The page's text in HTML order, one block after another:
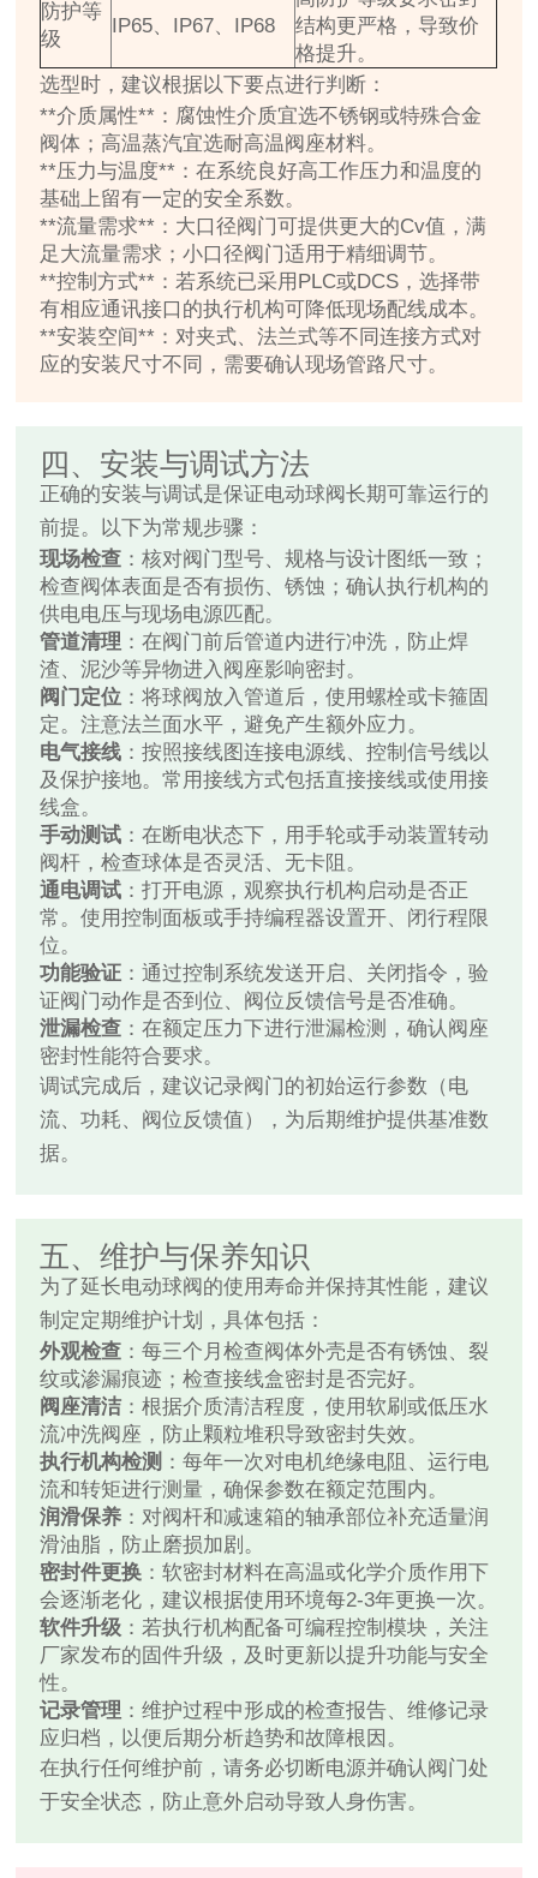
防护等
级
IP65、IP67、IP68
结构更严格，导致价
格提升。
选型时，建议根据以下要点进行判断：
**介质属性**：腐蚀性介质宜选不锈钢或特殊合金
阀体；高温蒸汽宜选耐高温阀座材料。
**压力与温度**：在系统良好高工作压力和温度的
基础上留有一定的安全系数。
**流量需求**：大口径阀门可提供更大的Cv值，满
足大流量需求；小口径阀门适用于精细调节。
**控制方式**：若系统已采用PLC或DCS，选择带
有相应通讯接口的执行机构可降低现场配线成本。
**安装空间**：对夹式、法兰式等不同连接方式对
应的安装尺寸不同，需要确认现场管路尺寸。
四、安装与调试方法
正确的安装与调试是保证电动球阀长期可靠运行的
前提。以下为常规步骤：
现场检查 ：核对阀门型号、规格与设计图纸一致；
检查阀体表面是否有损伤、锈蚀；确认执行机构的
供电电压与现场电源匹配。
管道清理 ：在阀门前后管道内进行冲洗，防止焊
渣、泥沙等异物进入阀座影响密封。
阀门定位 ：将球阀放入管道后，使用螺栓或卡箍固
定。注意法兰面水平，避免产生额外应力。
电气接线 ：按照接线图连接电源线、控制信号线以
及保护接地。常用接线方式包括直接接线或使用接
线盒。
手动测试 ：在断电状态下，用手轮或手动装置转动
阀杆，检查球体是否灵活、无卡阻。
通电调试 ：打开电源，观察执行机构启动是否正
常。使用控制面板或手持编程器设置开、闭行程限
位。
功能验证 ：通过控制系统发送开启、关闭指令，验
证阀门动作是否到位、阀位反馈信号是否准确。
泄漏检查 ：在额定压力下进行泄漏检测，确认阀座
密封性能符合要求。
调试完成后，建议记录阀门的初始运行参数（电
流、功耗、阀位反馈值），为后期维护提供基准数
据。
五、维护与保养知识
为了延长电动球阀的使用寿命并保持其性能，建议
制定定期维护计划，具体包括：
外观检查 ：每三个月检查阀体外壳是否有锈蚀、裂
纹或渗漏痕迹；检查接线盒密封是否完好。
阀座清洁 ：根据介质清洁程度，使用软刷或低压水
流冲洗阀座，防止颗粒堆积导致密封失效。
执行机构检测 ：每年一次对电机绝缘电阻、运行电
流和转矩进行测量，确保参数在额定范围内。
润滑保养 ：对阀杆和减速箱的轴承部位补充适量润
滑油脂，防止磨损加剧。
密封件更换 ：软密封材料在高温或化学介质作用下
会逐渐老化，建议根据使用环境每2-3年更换一次。
软件升级 ：若执行机构配备可编程控制模块，关注
厂家发布的固件升级，及时更新以提升功能与安全
性。
记录管理 ：维护过程中形成的检查报告、维修记录
应归档，以便后期分析趋势和故障根因。
在执行任何维护前，请务必切断电源并确认阀门处
于安全状态，防止意外启动导致人身伤害。